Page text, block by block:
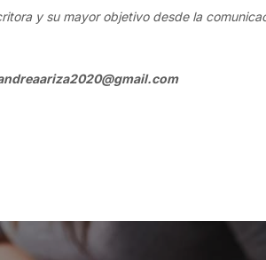
y su mayor objetivo desde la